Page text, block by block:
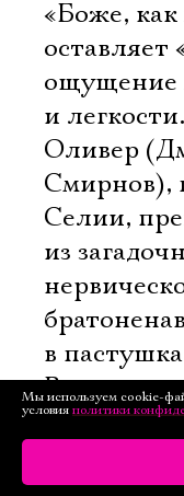
«Боже, как
оставляет
ощущение
и
Оливер
Смирнов),
Селии,
из
в
Вот такие
Даже
Мы используем cookie-
условия политики